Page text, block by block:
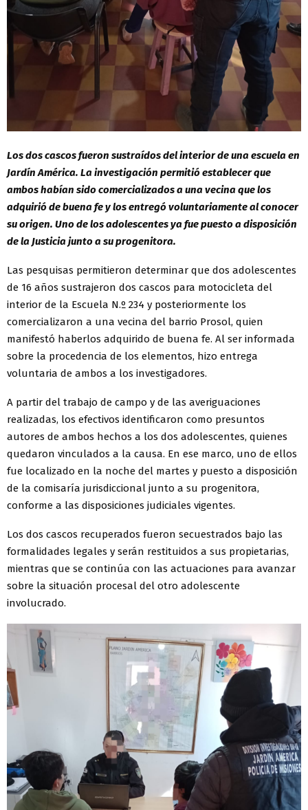
Los dos cascos fueron sustraídos del interior de una escuela en
Jardín América. La investigación permitió establecer que
ambos habían sido comercializados a una vecina que los
adquirió de buena fe y los entregó voluntariamente al conocer
su origen. Uno de los adolescentes ya fue puesto a disposición
de la Justicia junto a su progenitora.
Las pesquisas permitieron determinar que dos adolescentes
de 16 años sustrajeron dos cascos para motocicleta del
interior de la Escuela N.º 234 y posteriormente los
comercializaron a una vecina del barrio Prosol, quien
manifestó haberlos adquirido de buena fe. Al ser informada
sobre la procedencia de los elementos, hizo entrega
voluntaria de ambos a los investigadores.
A partir del trabajo de campo y de las averiguaciones
realizadas, los efectivos identificaron como presuntos
autores de ambos hechos a los dos adolescentes, quienes
quedaron vinculados a la causa. En ese marco, uno de ellos
fue localizado en la noche del martes y puesto a disposición
de la comisaría jurisdiccional junto a su progenitora,
conforme a las disposiciones judiciales vigentes.
Los dos cascos recuperados fueron secuestrados bajo las
formalidades legales y serán restituidos a sus propietarias,
mientras que se continúa con las actuaciones para avanzar
sobre la situación procesal del otro adolescente
involucrado.